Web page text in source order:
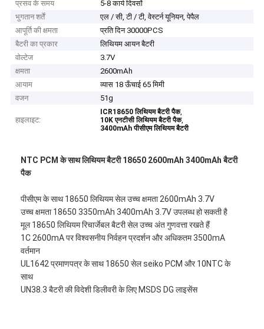
प्रसव के समय
5-8 कार्य दिवसों
भुगतान शर्तें
एल / सी, टी / टी, वेस्टर्न यूनियन, पेपैल
आपूर्ति की क्षमता
प्रति दिन 30000PCS
बैटरी का प्रकार
लिथियम आयन बैटरी
वोल्टेज
3.7V
क्षमता
2600mAh
आयाम
व्यास 18 ऊँचाई 65 मिमी
वजन
51g
हाइलाइट:
ICR18650 लिथियम बैटरी पैक,
10K एनटीसी लिथियम बैटरी पैक,
3400mAh पीसीएम लिथियम बैटरी
NTC PCM के साथ लिथियम बैटरी 18650 2600mAh 3400mAh बैटरी
पैक
पीसीएम के साथ 18650 लिथियम सेल उच्च क्षमता 2600mAh 3.7V
उच्च क्षमता 18650 3350mAh 3400mAh 3.7V उपलब्ध हो सकती है
मूल 18650 लिथियम रिचार्जेबल बैटरी सेल उच्च अंत गुणवत्ता रखते हैं
1C 2600mA पर विश्वसनीय निर्वहन प्रदर्शन और अधिकतम 3500mA
वर्तमान
UL1642 प्रमाणपत्र के साथ 18650 सेल seiko PCM और 10NTC के
साथ
UN38.3 बैटरी की विदेशी डिलीवरी के लिए MSDS DG लाइसेंस